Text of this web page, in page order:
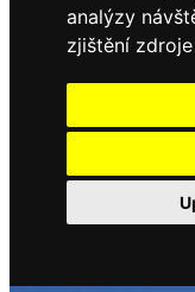
analýzy
zjištění
Kontakty
Úřední deska
Vyhlášky
Složení